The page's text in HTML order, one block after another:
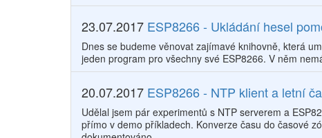
23.07.2017 ESP8266 - Ukládání hesel
Dnes se budeme věnovat zajímavé knihovně, která
jeden program pro všechny své​ ESP8266. V něm
20.07.2017 ESP8266 - NTP klient a letní
Udělal jsem pár experimentů s NTP serverem a
přímo v demo příkladech. Konverze času do časové